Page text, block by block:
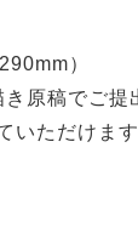
）
原稿でご提
いただけま